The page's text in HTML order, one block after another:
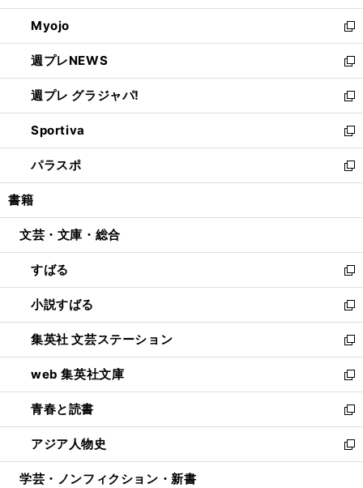
開
く
ウ
で
開
く
ン
ド
ウ
で
開
く
ウ
ィ
ン
ド
ウ
で
開
く
Myojo
新
し
い
ウ
ィ
ン
ド
ウ
で
開
週プレNEWS
新
し
い
ウ
ィ
ン
ド
ウ
開
週プレ グラジャパ!
新
し
い
ウ
ィ
ン
ウ
開
く
Sportiva
新
し
い
ウ
ン
ウ
で
開
く
パラスポ
新
し
ウ
ン
ド
ウ
で
開
く
書籍
文芸・文庫・総合
すばる
新
し
い
ウ
ィ
ン
ド
ウ
で
開
く
小説すばる
新
し
い
ウ
ィ
ン
ド
ウ
で
開
集英社 文芸ステーション
新
し
い
ウ
ィ
ン
ド
ウ
web 集英社文庫
新
し
い
ウ
ィ
ン
青春と読書
新
し
い
ウ
アジア人物史
新
し
学芸・ノンフィクション・新書